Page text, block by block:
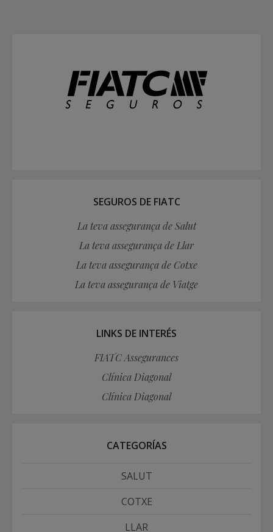
SEGUROS DE FIATC
La teva assegurança de Salut
La teva assegurança de Llar
La teva assegurança de Cotxe
La teva assegurança de Viatge
LINKS DE INTERÉS
FIATC Assegurances
Clínica Diagonal
Clínica Diagonal
CATEGORÍAS
SALUT
COTXE
LLAR